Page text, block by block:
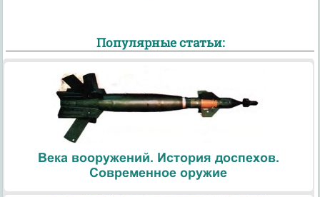
Популярные статьи:
Века вооружений. История доспехов.
Современное оружие